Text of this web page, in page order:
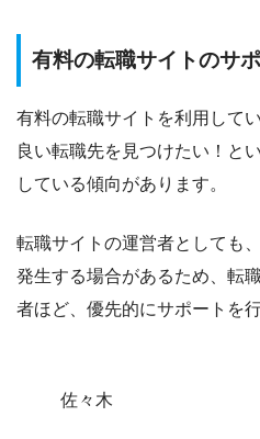
有料の転職サイトのサ
有料の転職サイトを利用してい
良い転職先を見つけたい！ と
している傾向があります。
転職サイトの運営者としても
発生する場合があるため、 転
者ほど、優先的にサポートを
佐々木